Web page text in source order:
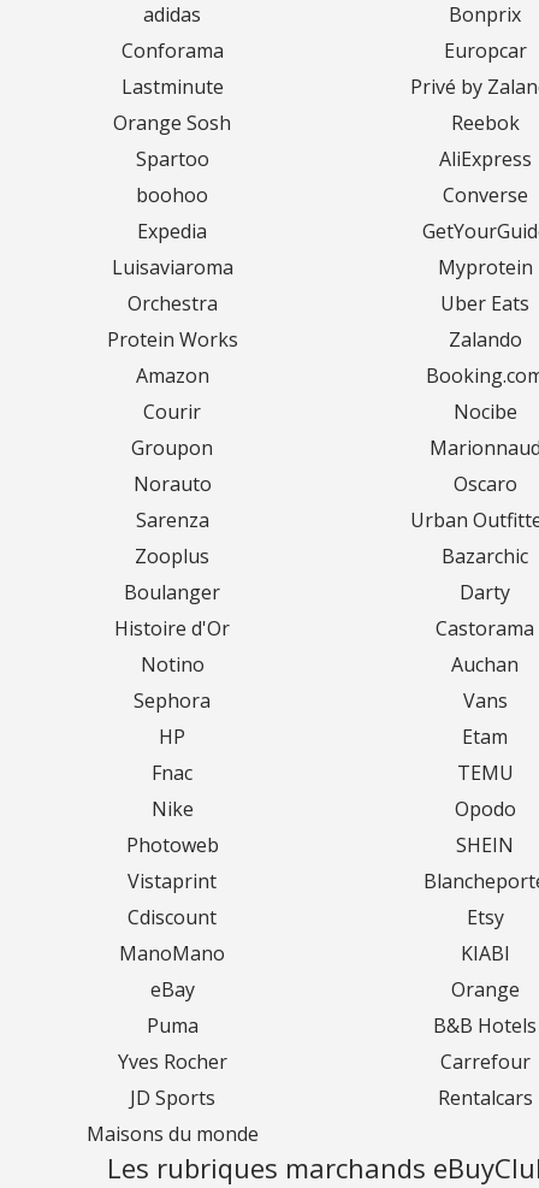
adidas
Bonprix
Conforama
Europcar
Lastminute
Privé by
Orange Sosh
Reebok
Spartoo
AliExpress
boohoo
Converse
Expedia
Luisaviaroma
Myprotein
Orchestra
Uber Eats
Protein Works
Zalando
Amazon
Courir
Nocibe
Groupon
Norauto
Oscaro
Sarenza
Urban
Zooplus
Bazarchic
Boulanger
Darty
Histoire d'Or
Castorama
Notino
Auchan
Sephora
Vans
HP
Etam
Fnac
TEMU
Nike
Opodo
Photoweb
SHEIN
Vistaprint
Cdiscount
Etsy
ManoMano
KIABI
eBay
Orange
Puma
B&B Hotels
Yves Rocher
Carrefour
JD Sports
Rentalcars
Maisons du monde
Les rubriques marchands